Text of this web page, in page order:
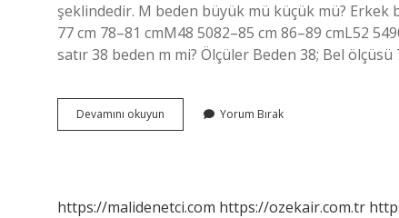
şeklindedir. M beden büyük mü küçük mü? Erkek
77 cm 78–81 cmM48 5082–85 cm 86–89 cmL52
satır 38 beden m mi? Ölçüler Beden 38; Bel
Devamını okuyun
Beden
Yorum Bırak
https://malidenetci.com https://ozekair.com.tr